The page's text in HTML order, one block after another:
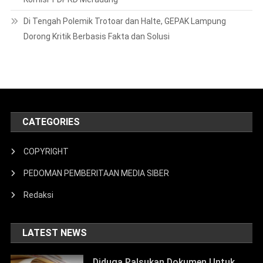
Di Tengah Polemik Trotoar dan Halte, GEPAK Lampung
Dorong Kritik Berbasis Fakta dan Solusi
CATEGORIES
COPYRIGHT
PEDOMAN PEMBERITAAN MEDIA SIBER
Redaksi
LATEST NEWS